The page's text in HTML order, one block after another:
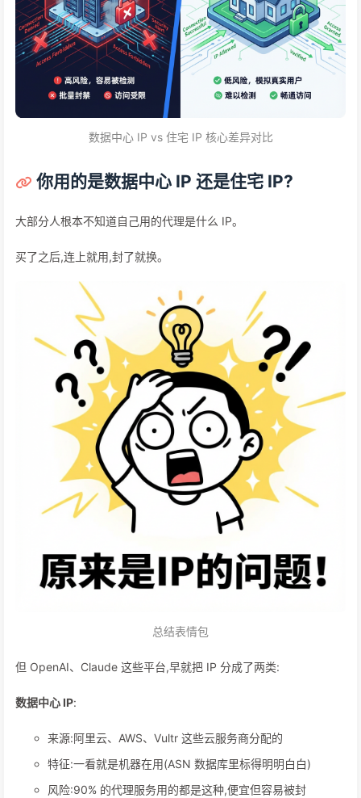
数据中心 IP vs 住宅 IP 核心差异对比
你用的是数据中心 IP 还是住宅 IP?
大部分人根本不知道自己用的代理是什么 IP。
买了之后,连上就用,封了就换。
总结表情包
但 OpenAI、Claude 这些平台,早就把 IP 分成了两类:
数据中心 IP:
来源:阿里云、AWS、Vultr 这些云服务商分配的
特征:一看就是机器在用(ASN 数据库里标得明明白白)
风险:90% 的代理服务用的都是这种,便宜但容易被封